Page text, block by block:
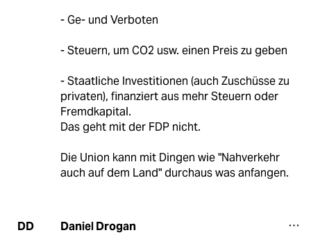
- Ge- und Verboten
- Steuern, um CO2 usw. einen Preis zu geben
- Staatliche Investitionen (auch Zuschüsse zu
privaten), finanziert aus mehr Steuern oder
Fremdkapital.
Das geht mit der FDP nicht.
Die Union kann mit Dingen wie "Nahverkehr
auch auf dem Land" durchaus was anfangen.
DD Daniel Drogan